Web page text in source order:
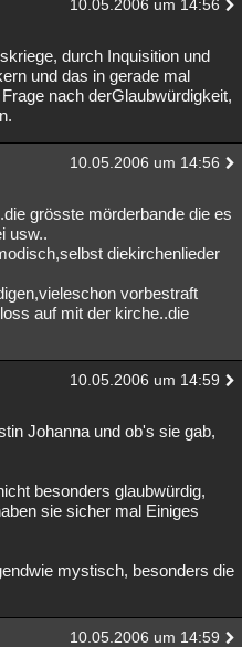
10.05.2006 um 14:56
durch Inquisition und
und das in gerade mal
nach derGlaubwürdigkeit,
10.05.2006 um 14:56
grösste mörderbande die es
usw..
diekirchenlieder
vorbestraft
auf mit der kirche..die
10.05.2006 um 14:59
Johanna und ob's sie gab,
besonders glaubwürdig,
sie sicher mal Einiges
mystisch, besonders die
10.05.2006 um 14:59